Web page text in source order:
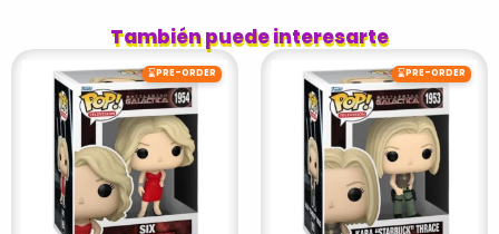
También puede interesarte
⌛PRE-ORDER ⌛PRE-ORDER